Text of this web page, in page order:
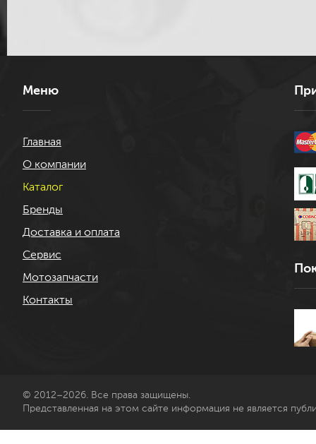
Меню
Главная
О компании
Каталог
Бренды
Доставка и оплата
Сервис
Мотозапчасти
Контакты
© 2012–2026. Все права защищены.
Представленная на этом сайте информация не является